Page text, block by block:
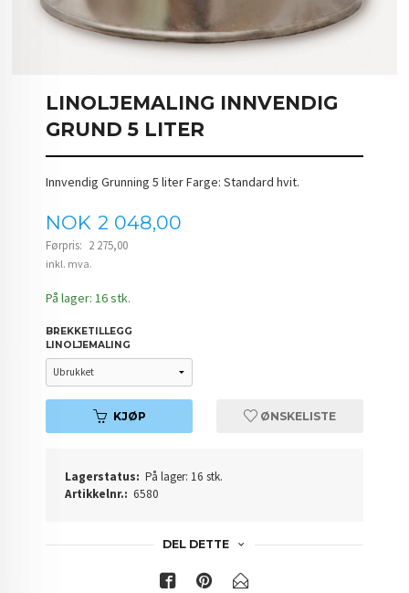
LINOLJEMALING INNVENDIG
GRUND 5 LITER
Innvendig Grunning 5 liter Farge: Standard hvit.
Tilbud
NOK 2 048,00
Førpris: 2 275,00
Rabatt
inkl. mva.
På lager: 16 stk.
BREKKETILLEGG
LINOLJEMALING
KJØP ØNSKELISTE
Lagerstatus: På lager: 16 stk.
Artikkelnr.: 6580
DEL DETTE